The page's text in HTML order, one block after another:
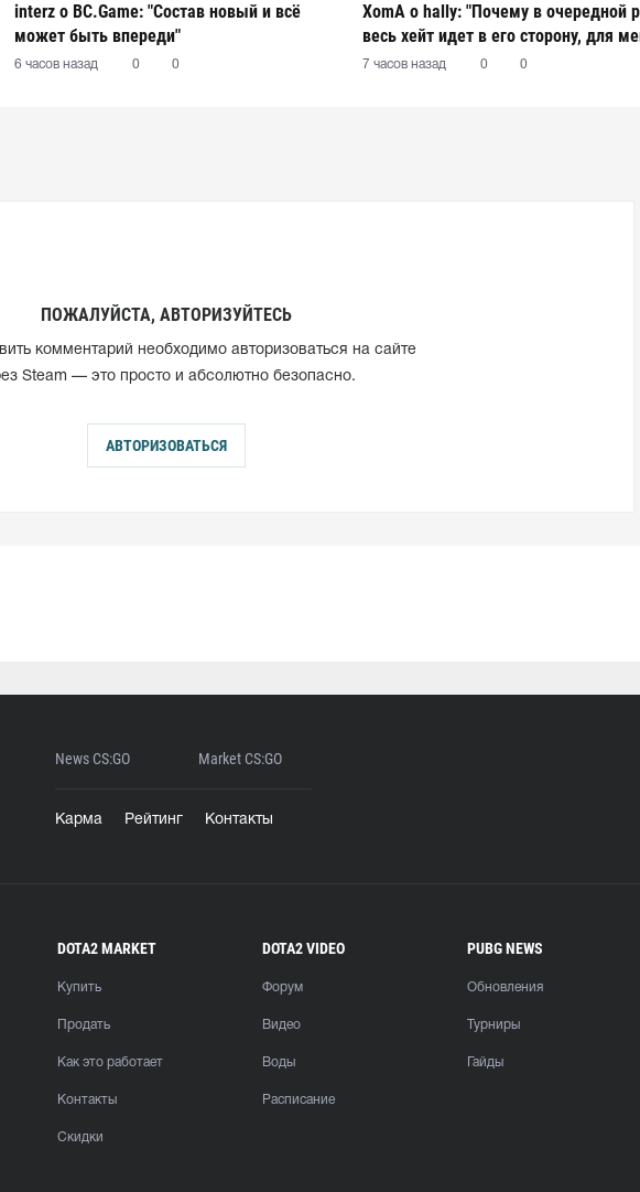
interz о BC.Game: "Состав новый и всё
может быть впереди"
6 часов назад 0 0
XomA о hally: "Почему в очередной
весь хейт идет в его сторону, для
остается загадкой"
7 часов назад 0 0
ПОЖАЛУЙСТА, АВТОРИЗУЙТЕСЬ
комментарий необходимо авторизоваться на сайте
Steam — это просто и абсолютно безопасно.
АВТОРИЗОВАТЬСЯ
News CS:GO Market CS:GO
Карма Рейтинг Контакты
DOTA2 MARKET
Купить
Продать
Как это работает
Контакты
Скидки
DOTA2 VIDEO
Форум
Видео
Воды
Расписание
PUBG NEWS
Обновления
Турниры
Гайды